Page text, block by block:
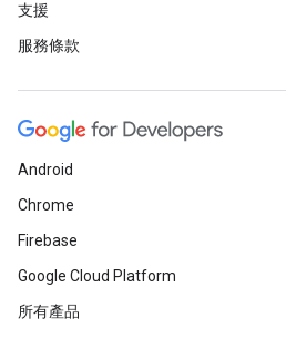
支援
服務條款
Android
Chrome
Firebase
Google Cloud Platform
所有產品